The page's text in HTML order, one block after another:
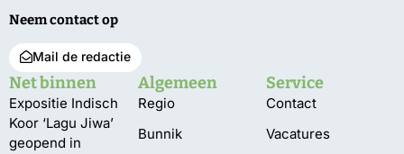
Neem contact op
Mail de redactie
Net binnen
Expositie Indisch
Koor ‘Lagu Jiwa’
geopend in
Algemeen
Regio
Bunnik
Service
Contact
Vacatures